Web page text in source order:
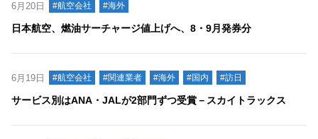
6月20日 #航空会社 #海外
日本航空、燃油サーチャージ値上げへ、8・9月発券分
6月19日 #航空会社 #関連業者 #海外 #国内 #訪日
サービス別はANA・JALが2部門ずつ受賞－スカイトラックス